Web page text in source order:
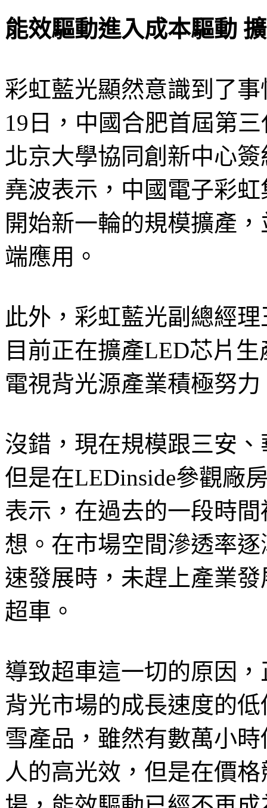
能效驅動進入成本驅動
彩虹藍光顯然意識到了
19日，中國合肥首屆第
北京大學協同創新中心
堯波表示，中國電子彩
開始新一輪的規模擴產
端應用。
此外，彩虹藍光副總經
目前正在擴產LED芯片
電視背光源產業積極努力
沒錯，現在規模跟三安
但是在LEDinside參觀廠
表示，在過去的一段時
想。在市場空間滲透率
速發展時，未趕上產業
超車。
導致超車這一切的原因
背光市場的成長速度的
雪產品，雖然有數萬小
人的高光效，但是在價